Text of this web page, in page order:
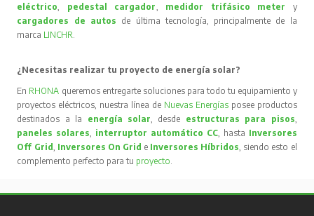
eléctrico, pedestal cargador, medidor trifásico meter
y
cargadores de autos de última tecnología, principalmente de la
marca LINCHR.
¿Necesitas realizar tu proyecto de energía solar?
En RHONA queremos entregarte soluciones para todo tu equipamiento y
proyectos eléctricos, nuestra línea de Nuevas Energíasposee productos
destinados a la energía solar, desde estructuras para pisos,
paneles solares, interruptor automático CC, hasta Inversores
Off Grid, Inversores On Grid e Inversores Híbridos, siendo esto el
complemento perfecto para tu proyecto.